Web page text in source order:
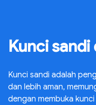
Kunci
Kunci sandi adalah
dan lebih aman,
dengan membuka